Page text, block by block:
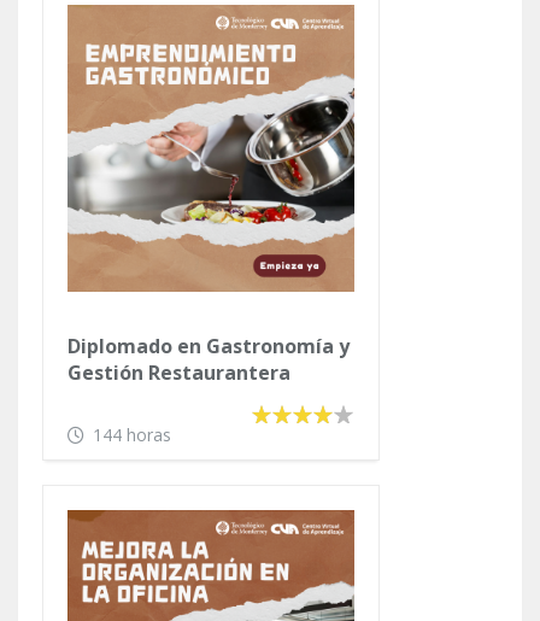
Diplomado en Gastronomía y
Gestión Restaurantera
144 horas